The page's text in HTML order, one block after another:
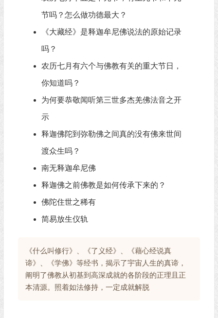
节吗？怎么做功德最大？
《大藏经》是释迦牟尼佛说法的原始记录
吗？
农历七月有六个与佛教有关的重大节日，
你知道吗？
为何要恭敬闻听第三世多杰羌佛法音之开
示
释迦佛陀到弥勒佛之间真的没有佛来世间
渡众生吗？
南无释迦牟尼佛
释迦佛之前佛教是如何传承下来的？
佛陀住世之稀有
简易放生仪轨
《什么叫修行》、《了义经》、《藉心经说真
谛》、《学佛》等经书，揭示了宇宙人生的真谛，
阐明了佛教从初基到高深成就的各阶段的正理且正
本清源。照着如法修持，一定成就解脱